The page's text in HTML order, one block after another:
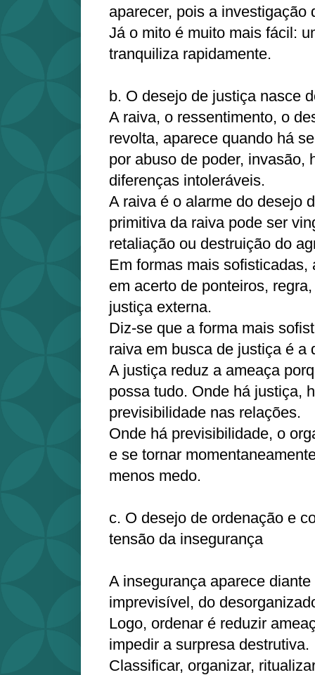
aparecer, pois a investigação
Já o mito é muito mais fácil:
tranquiliza rapidamente.
b. O desejo de justiça nasce
A raiva, o ressentimento, o
revolta, aparece quando há
por abuso de poder, invasão,
diferenças intoleráveis.
A raiva é o alarme do desejo
primitiva da raiva pode ser
retaliação ou destruição do
Em formas mais sofisticadas,
em acerto de ponteiros,
justiça externa.
Diz-se que a forma mais
raiva em busca de justiça é a
A justiça reduz a ameaça
possa tudo. Onde há justiça,
previsibilidade nas relações.
Onde há previsibilidade, o
e se tornar
menos medo.
c. O desejo de ordenação e
tensão da insegurança
A insegurança aparece
imprevisível, do
Logo, ordenar é reduzir
impedir a surpresa destrutiva.
Classificar, organizar,